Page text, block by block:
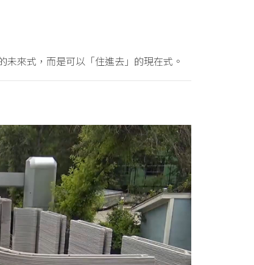
來式，而是可以「住進去」的現在式。